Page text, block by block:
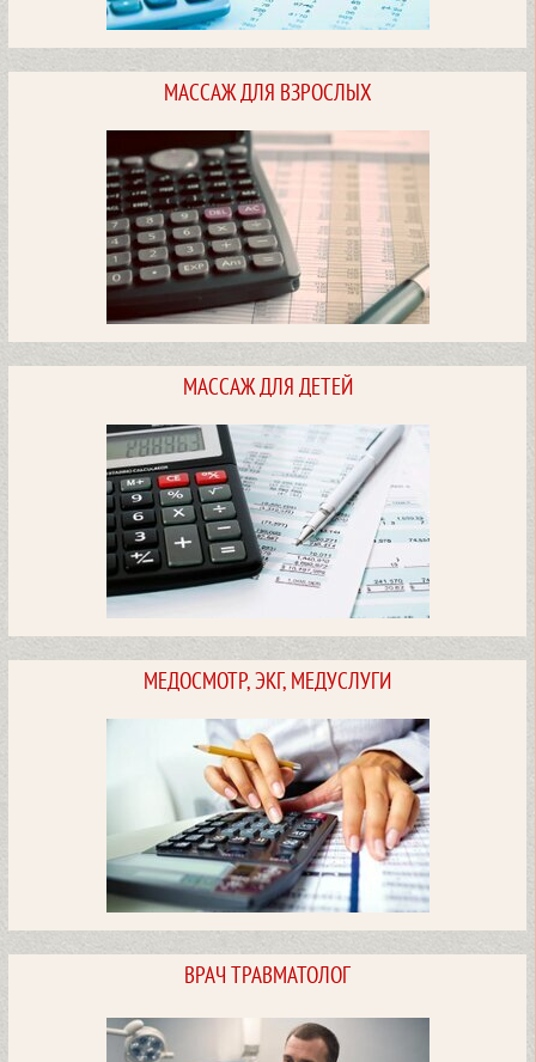
Врачи стоматологи.
Стоимость услуг
ПОСМОТРЕТЬ
МАССАЖ ДЛЯ ВЗРОСЛЫХ
Массаж для взрослых.
Стоимость услуг
ПОСМОТРЕТЬ
МАССАЖ ДЛЯ ДЕТЕЙ
Массаж для детей.
Стоимость услуг
ПОСМОТРЕТЬ
МЕДОСМОТР, ЭКГ, МЕДУСЛУГИ
ЭКГ, мониторинг, мед.процедуры
Стоимость услуг
ПОСМОТРЕТЬ
ВРАЧ ТРАВМАТОЛОГ